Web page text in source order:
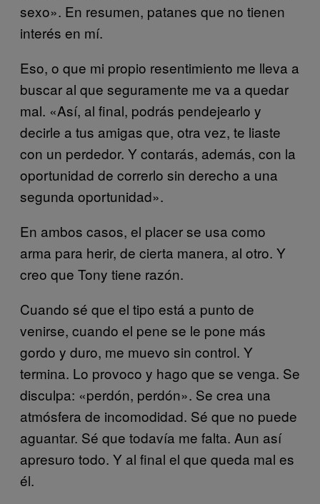
sexo». En resumen, patanes que no tienen
interés en mí.
Eso, o que mi propio resentimiento me lleva a
buscar al que seguramente me va a quedar
mal. «Así, al final, podrás pendejearlo y
decirle a tus amigas que, otra vez, te liaste
con un perdedor. Y contarás, además, con la
oportunidad de correrlo sin derecho a una
segunda oportunidad».
En ambos casos, el placer se usa como
arma para herir, de cierta manera, al otro. Y
creo que Tony tiene razón.
Cuando sé que el tipo está a punto de
venirse, cuando el pene se le pone más
gordo y duro, me muevo sin control. Y
termina. Lo provoco y hago que se venga. Se
disculpa: «perdón, perdón». Se crea una
atmósfera de incomodidad. Sé que no puede
aguantar. Sé que todavía me falta. Aun así
apresuro todo. Y al final el que queda mal es
él.